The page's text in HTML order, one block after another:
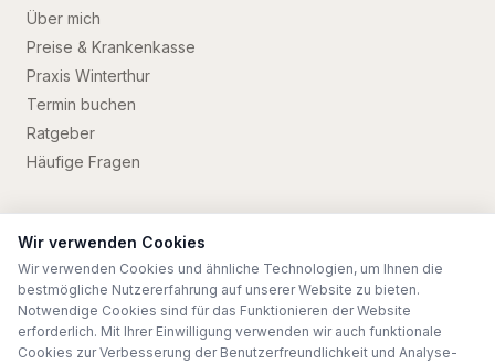
Über mich
Preise & Krankenkasse
Praxis Winterthur
Termin buchen
Ratgeber
Häufige Fragen
© 2026 Maria Skortidis . Alle Rechte vorbehalten.
ImpressumDatenschutz
Webentwicklung PRZ Marketing Solutions
Wir verwenden Cookies
Wir verwenden Cookies und ähnliche Technologien, um Ihnen die
bestmögliche Nutzererfahrung auf unserer Website zu bieten.
Notwendige Cookies sind für das Funktionieren der Website
erforderlich. Mit Ihrer Einwilligung verwenden wir auch funktionale
Cookies zur Verbesserung der Benutzerfreundlichkeit und Analyse-